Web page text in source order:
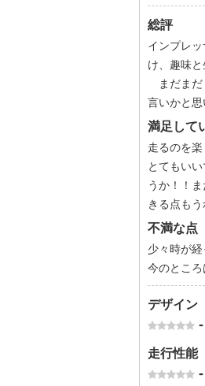
総評
インプレ
け、趣味
まだまだ
言いかと
満足して
走るのを
とてもい
うか！！
きる点もう
不満な点
少々時が
今のところ
デザイン
-
走行性能
-